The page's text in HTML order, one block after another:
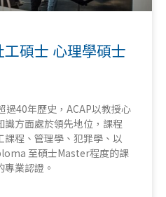
碩士 心理學碩士
過40年歷史，ACAP以教授心
方面處於領先地位，課程
程、管理學、犯罪學、以
至碩士Master程度的課
業認證。